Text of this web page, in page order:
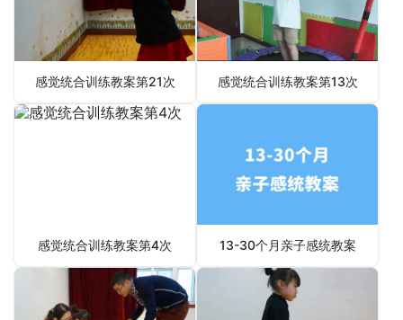
感觉统合训练教案第21次 感觉统合训练教案第13次
感觉统合训练教案第4次 13-30个月亲子感统教案